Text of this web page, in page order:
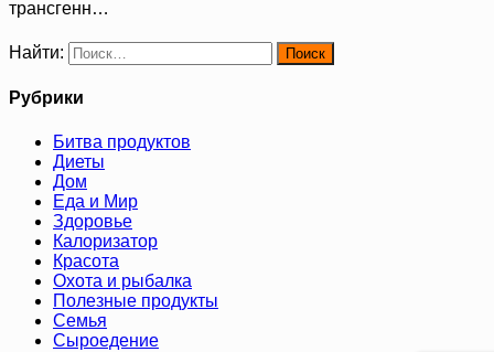
трансгенн…
Найти:
Рубрики
Битва продуктов
Диеты
Дом
Еда и Мир
Здоровье
Калоризатор
Красота
Охота и рыбалка
Полезные продукты
Семья
Сыроедение